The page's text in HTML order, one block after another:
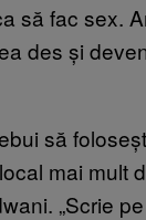
să fac sex.
des și
să
mai mult
„Scrie